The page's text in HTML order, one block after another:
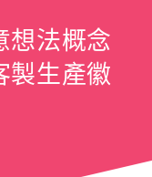
想法概念
製生產徽